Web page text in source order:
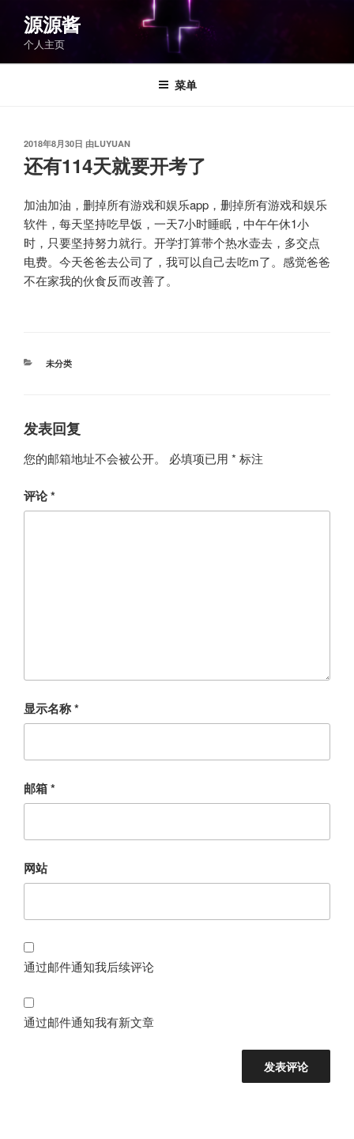
容
源源酱
个人主页
菜单
发
布
于
2018年8月30日 由LUYUAN
还有114天就要开考了
加油加油，删掉所有游戏和娱乐app，删掉所有游戏和娱乐
软件，每天坚持吃早饭，一天7小时睡眠，中午午休1小
时，只要坚持努力就行。开学打算带个热水壶去，多交点
电费。今天爸爸去公司了，我可以自己去吃m了。感觉爸爸
不在家我的伙食反而改善了。
分
未分类
发表回复
您的邮箱地址不会被公开。 必填项已用 * 标注
评论*
显示名称*
邮箱*
网站
通过邮件通知我后续评论
通过邮件通知我有新文章